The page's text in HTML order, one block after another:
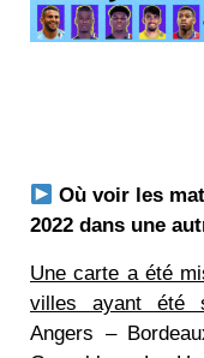
Où voir les
2022 dans une
Une carte a été
villes ayant été
Angers –